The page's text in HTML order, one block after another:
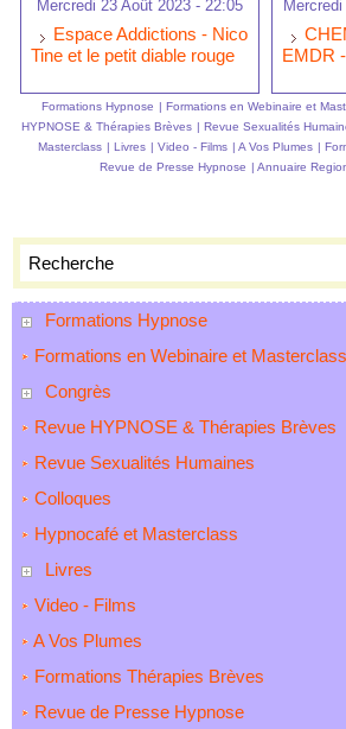
Formations Hypnose
Formations en Webinaire et Masterclass
Congrès
Revue HYPNOSE & Thérapies Brèves
Revue Sexualités Humaines
Colloques
Hypnocafé et Masterclass
Livres
Video - Films
A Vos Plumes
Formations Thérapies Brèves
Revue de Presse Hypnose
Mercredi 23 Août 2023 - 22:05
Espace Addictions - Nico
Tine et le petit diable rouge
EMDR
Formations Hypnose | Formations en Webinaire et
HYPNOSE & Thérapies Brèves | Revue Sexualités
Masterclass | Livres | Video - Films | A Vos Plumes |
Revue de Presse Hypnose | Annuaire